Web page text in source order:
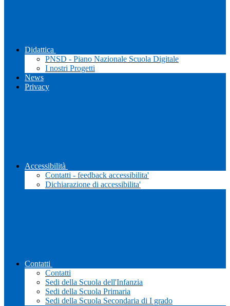
Didattica
PNSD - Piano Nazionale Scuola Digitale
I nostri Progetti
News
Privacy
Accessibilità
Contatti - feedback accessibilita'
Dichiarazione di accessibilita'
Contatti
Contatti
Sedi della Scuola dell'Infanzia
Sedi della Scuola Primaria
Sedi della Scuola Secondaria di I grado